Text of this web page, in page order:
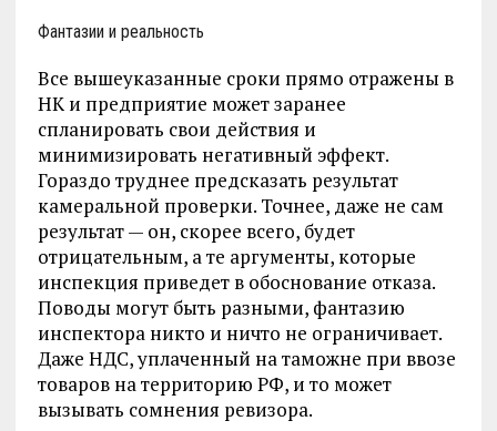
Фантазии и реальность
Все вышеуказанные сроки прямо отражены в
НК и предприятие может заранее
спланировать свои действия и
минимизировать негативный эффект.
Гораздо труднее предсказать результат
камеральной проверки. Точнее, даже не сам
результат — он, скорее всего, будет
отрицательным, а те аргументы, которые
инспекция приведет в обоснование отказа.
Поводы могут быть разными, фантазию
инспектора никто и ничто не ограничивает.
Даже НДС, уплаченный на таможне при ввозе
товаров на территорию РФ, и то может
вызывать сомнения ревизора.